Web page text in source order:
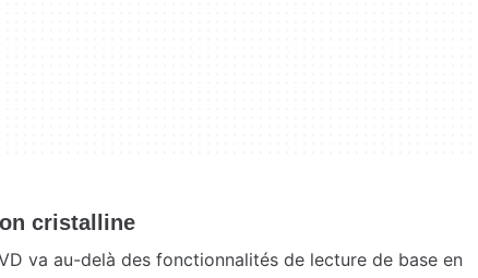
cristalline
va au-delà des fonctionnalités de lecture de base en